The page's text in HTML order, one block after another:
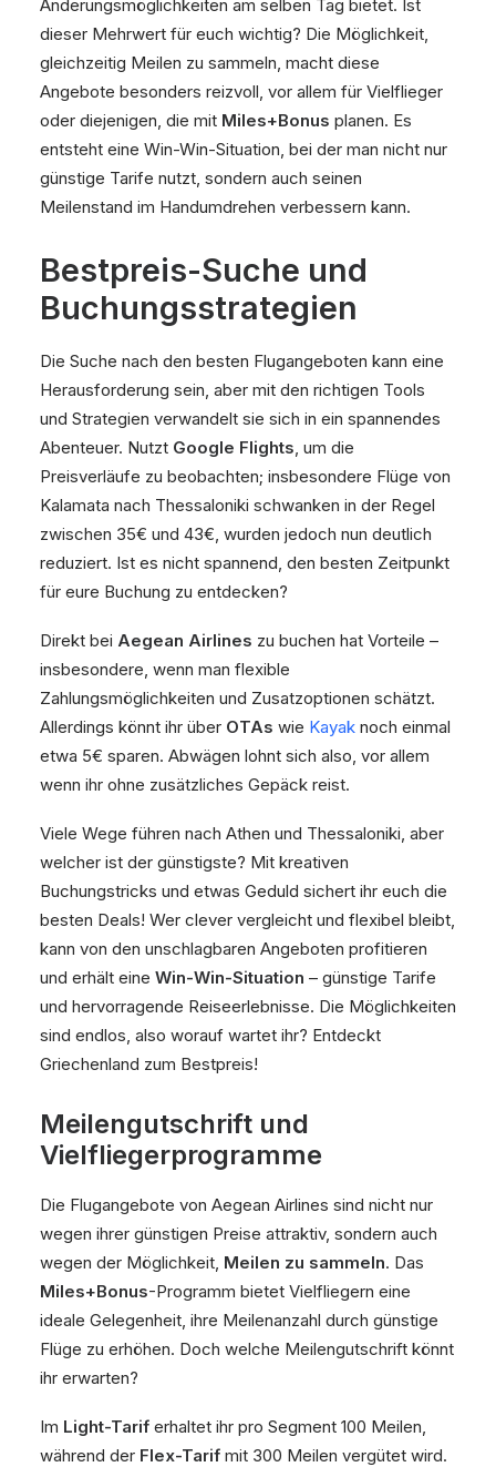
Änderungsmöglichkeiten am selben Tag bietet. Ist
dieser Mehrwert für euch wichtig? Die Möglichkeit,
gleichzeitig Meilen zu sammeln, macht diese
Angebote besonders reizvoll, vor allem für Vielflieger
oder diejenigen, die mit Miles+Bonus planen. Es
entsteht eine Win-Win-Situation, bei der man nicht nur
günstige Tarife nutzt, sondern auch seinen
Meilenstand im Handumdrehen verbessern kann.
Bestpreis-Suche und
Buchungsstrategien
Die Suche nach den besten Flugangeboten kann eine
Herausforderung sein, aber mit den richtigen Tools
und Strategien verwandelt sie sich in ein spannendes
Abenteuer. Nutzt Google Flights, um die
Preisverläufe zu beobachten; insbesondere Flüge von
Kalamata nach Thessaloniki schwanken in der Regel
zwischen 35€ und 43€, wurden jedoch nun deutlich
reduziert. Ist es nicht spannend, den besten Zeitpunkt
für eure Buchung zu entdecken?
Direkt bei Aegean Airlines zu buchen hat Vorteile –
insbesondere, wenn man flexible
Zahlungsmöglichkeiten und Zusatzoptionen schätzt.
Allerdings könnt ihr über OTAs wie Kayak noch einmal
etwa 5€ sparen. Abwägen lohnt sich also, vor allem
wenn ihr ohne zusätzliches Gepäck reist.
Viele Wege führen nach Athen und Thessaloniki, aber
welcher ist der günstigste? Mit kreativen
Buchungstricks und etwas Geduld sichert ihr euch die
besten Deals! Wer clever vergleicht und flexibel bleibt,
kann von den unschlagbaren Angeboten profitieren
und erhält eine Win-Win-Situation – günstige Tarife
und hervorragende Reiseerlebnisse. Die Möglichkeiten
sind endlos, also worauf wartet ihr? Entdeckt
Griechenland zum Bestpreis!
Meilengutschrift und
Vielfliegerprogramme
Die Flugangebote von Aegean Airlines sind nicht nur
wegen ihrer günstigen Preise attraktiv, sondern auch
wegen der Möglichkeit, Meilen zu sammeln. Das
Miles+Bonus-Programm bietet Vielfliegern eine
ideale Gelegenheit, ihre Meilenanzahl durch günstige
Flüge zu erhöhen. Doch welche Meilengutschrift könnt
ihr erwarten?
Im Light-Tarif erhaltet ihr pro Segment 100 Meilen,
während der Flex-Tarif mit 300 Meilen vergütet wird.